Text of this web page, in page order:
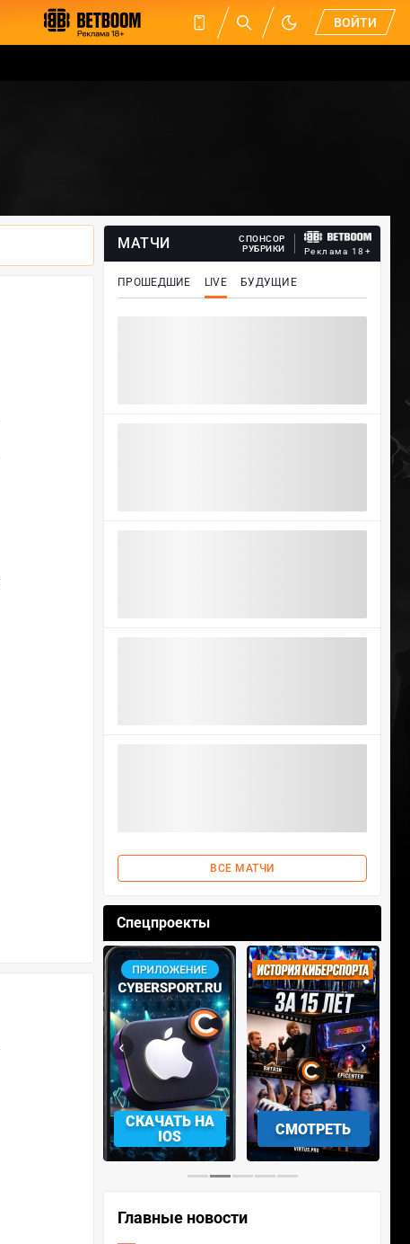
ВОЙТИ
МАТЧИ
СПОНСОР
РУБРИКИ
Реклама 18+
ПРОШЕДШИЕ LIVE БУДУЩИЕ
ВСЕ МАТЧИ
Спецпроекты
СМОТРЕТЬ УЧАСТВОВАТЬ
‹ ›
Главные новости